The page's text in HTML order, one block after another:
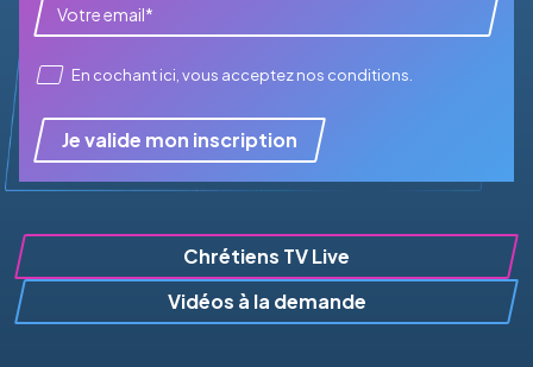
En cochant ici, vous accepteznos conditions
Je valide mon inscription
Chrétiens TV Live
Vidéos à la demande